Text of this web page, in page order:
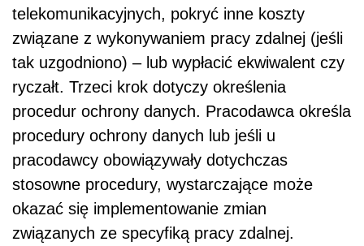
telekomunikacyjnych, pokryć inne koszty
związane z wykonywaniem pracy zdalnej (jeśli
tak uzgodniono) – lub wypłacić ekwiwalent czy
ryczałt. Trzeci krok dotyczy określenia
procedur ochrony danych. Pracodawca określa
procedury ochrony danych lub jeśli u
pracodawcy obowiązywały dotychczas
stosowne procedury, wystarczające może
okazać się implementowanie zmian
związanych ze specyfiką pracy zdalnej.